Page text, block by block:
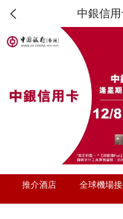
中銀信
推介酒店 全球機場